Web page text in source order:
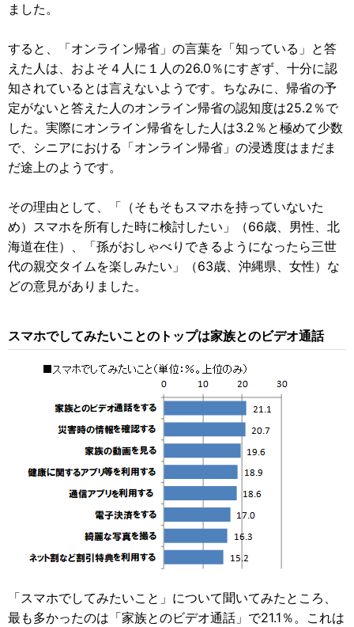
ました。
すると、「オンライン帰省」の言葉を「知っている」と答
えた人は、およそ４人に１人の26.0％にすぎず、十分に認
知されているとは言えないようです。ちなみに、帰省の予
定がないと答えた人のオンライン帰省の認知度は25.2％で
した。実際にオンライン帰省をした人は3.2％と極めて少数
で、シニアにおける「オンライン帰省」の浸透度はまだま
だ途上のようです。
その理由として、「（そもそもスマホを持っていないた
め）スマホを所有した時に検討したい」（66歳、男性、北
海道在住）、「孫がおしゃべりできるようになったら三世
代の親交タイムを楽しみたい」（63歳、沖縄県、女性）な
どの意見がありました。
スマホでしてみたいことのトップは家族とのビデオ通話
「スマホでしてみたいこと」について聞いてみたところ、
最も多かったのは「家族とのビデオ通話」で21.1％。これは